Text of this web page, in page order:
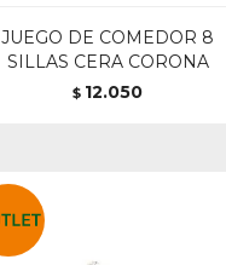
JUEGO DE COMEDOR 8
SILLAS CERA CORONA
$ 12.050